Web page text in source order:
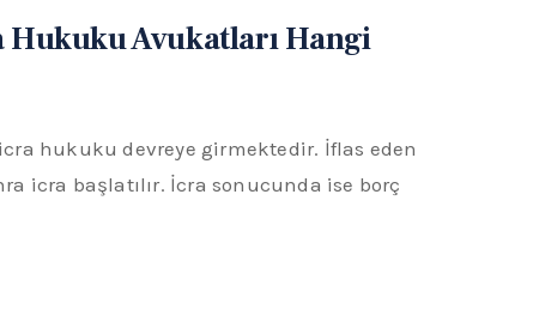
Hukuku Avukatları Hangi
hukuku devreye girmektedir. İflas eden
icra başlatılır. İcra sonucunda ise borç